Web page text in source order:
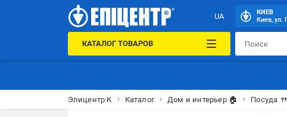
UA
КИЕВ
Киев, ул.
КАТАЛОГ ТОВАРОВ
Эпицентр К Каталог Дом и интерьер 🏠 Посуда 🍴